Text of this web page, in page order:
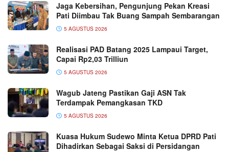
Jaga Kebersihan, Pengunjung Pekan Kreasi
Pati Diimbau Tak Buang Sampah Sembarangan
5 AGUSTUS 2026
Realisasi PAD Batang 2025 Lampaui Target,
Capai Rp2,03 Trilliun
5 AGUSTUS 2026
Wagub Jateng Pastikan Gaji ASN Tak
Terdampak Pemangkasan TKD
5 AGUSTUS 2026
Kuasa Hukum Sudewo Minta Ketua DPRD Pati
Dihadirkan Sebagai Saksi di Persidangan